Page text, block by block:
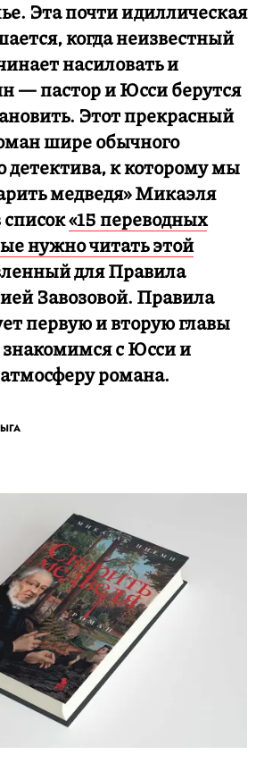
Эта почти идиллическая
когда неизвестный
насиловать и
— пастор и Юсси берутся
Этот прекрасный
шире обычного
детектива, к которому мы
медведя» Микаэля
«15 переводных
нужно читать этой
для Правила
Завозовой. Правила
первую и вторую главы
с Юсси и
романа.